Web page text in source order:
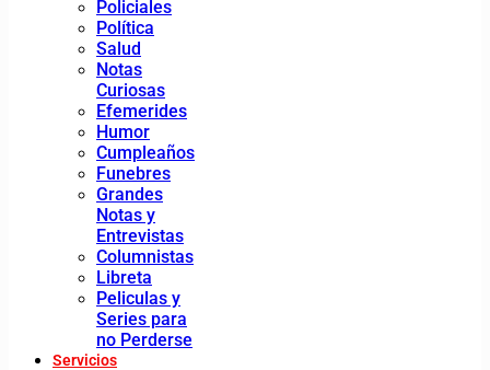
Policiales
Política
Salud
Notas
Curiosas
Efemerides
Humor
Cumpleaños
Funebres
Grandes
Notas y
Entrevistas
Columnistas
Libreta
Peliculas y
Series para
no Perderse
Servicios